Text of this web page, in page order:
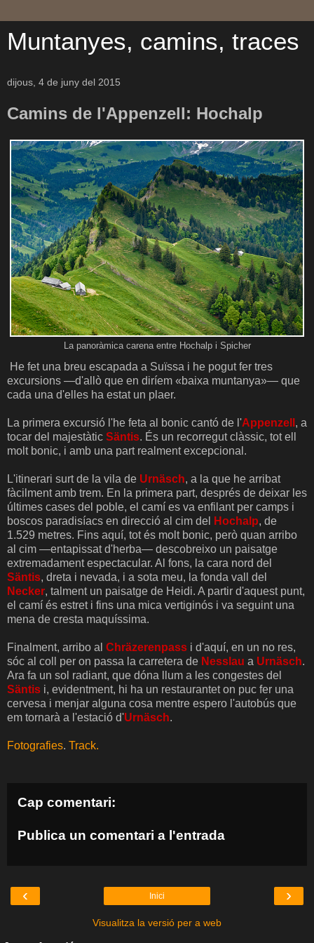
Muntanyes, camins, traces
dijous, 4 de juny del 2015
Camins de l'Appenzell: Hochalp
La panoràmica carena entre Hochalp i Spicher
He fet una breu escapada a Suïssa i he pogut fer tres
excursions —d'allò que en diríem «baixa muntanya»— que
cada una d'elles ha estat un plaer.
La primera excursió l'he feta al bonic cantó de l'Appenzell , a
tocar del majestàtic Säntis. És un recorregut clàssic, tot ell
molt bonic, i amb una part realment excepcional.
L'itinerari surt de la vila de Urnäsch, a la que he arribat
fàcilment amb trem. En la primera part, després de deixar les
últimes cases del poble, el camí es va enfilant per camps i
boscos paradisíacs en direcció al cim del
Hochalp, de
1.529 metres. Fins aquí, tot és molt bonic, però quan arribo
al cim —entapissat d'herba— descobreixo un paisatge
extremadament espectacular. Al fons, la cara nord del
Säntis, dreta i nevada, i a sota meu, la fonda vall del
Necker, talment un paisatge de Heidi. A partir d'aquest punt,
el camí és estret i fins una mica vertiginós i va seguint una
mena de cresta maquíssima.
Finalment, arribo al Chräzerenpass i d'aquí, en un no res,
sóc al coll per on passa la carretera de Nesslau a Urnäsch.
Ara fa un sol radiant, que dóna llum a les congestes del
Säntis i, evidentment, hi ha un restaurantet on puc fer una
cervesa i menjar alguna cosa mentre espero l'autobús que
em tornarà a l'estació d'Urnäsch.
Fotografies. Track.
Cap comentari:
Publica un comentari a l'entrada
‹ ›
Inici
Visualitza la versió per a web